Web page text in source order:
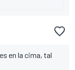
en la cima, tal